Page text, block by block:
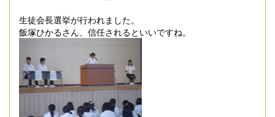
生徒会長選挙が行われました。
飯塚ひかるさん、信任されるといいですね。